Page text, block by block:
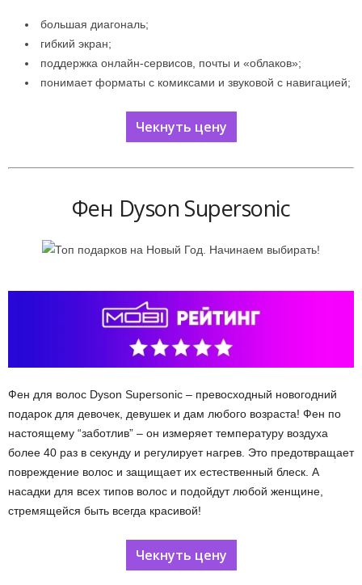
большая диагональ;
гибкий экран;
поддержка онлайн-сервисов, почты и «облаков»;
понимает форматы с комиксами и звуковой с навигацией;
Чекнуть цену
Фен Dyson Supersonic
Фен для волос Dyson Supersonic – превосходный новогодний
подарок для девочек, девушек и дам любого возраста! Фен по
настоящему “заботлив” – он измеряет температуру воздуха
более 40 раз в секунду и регулирует нагрев. Это предотвращает
повреждение волос и защищает их естественный блеск. А
насадки для всех типов волос и подойдут любой женщине,
стремящейся быть всегда красивой!
Чекнуть цену